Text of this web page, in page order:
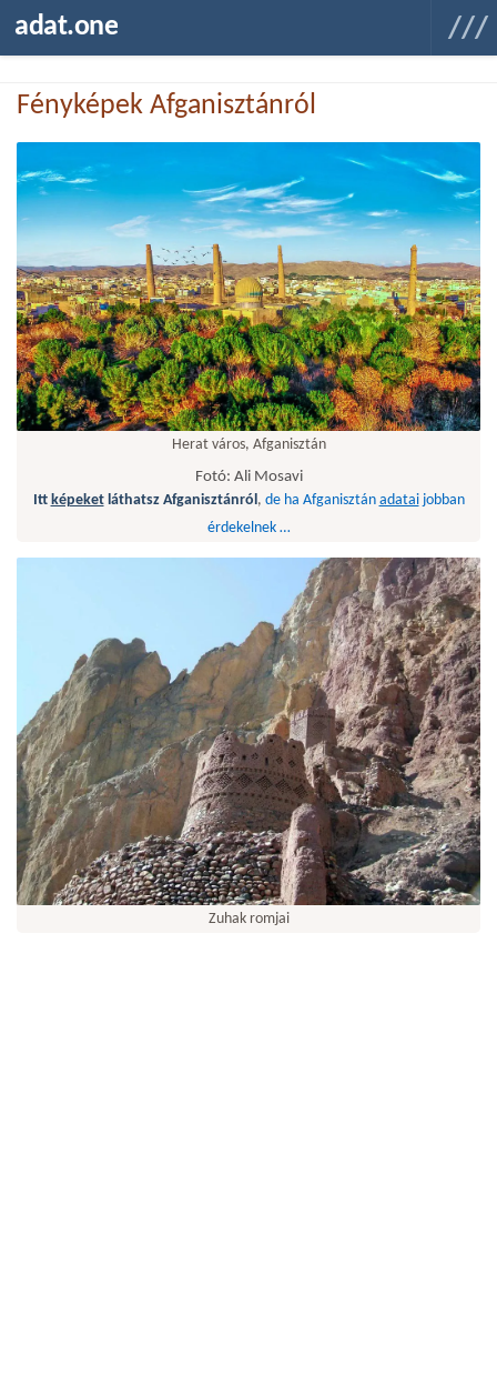
adat.one
Fényképek Afganisztánról
Herat város, Afganisztán
Fotó: Ali Mosavi
Itt képeketláthatsz Afganisztánról , de ha Afganisztán adataijobban
érdekelnek …
Zuhak romjai